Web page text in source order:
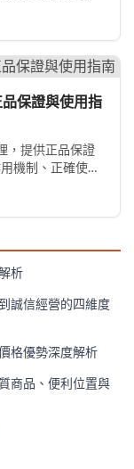
保證與使用指
，提供正品保證
機制、正確使用
析
誠信經營的四維度
格優勢深度解析
商品、便利位置與